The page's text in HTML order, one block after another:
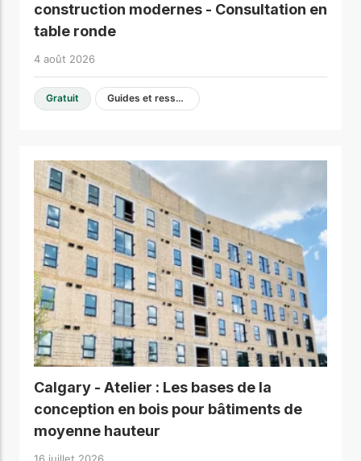
construction modernes - Consultation en
table ronde
4 août 2026
Gratuit Guides et ressources de conception
Calgary - Atelier : Les bases de la
conception en bois pour bâtiments de
moyenne hauteur